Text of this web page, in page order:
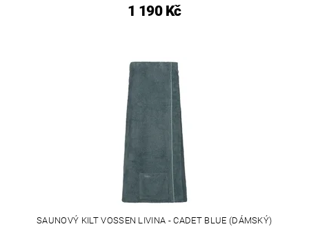
1 190 Kč
SAUNOVÝ KILT VOSSEN LIVINA - CADET BLUE (DÁMSKÝ)